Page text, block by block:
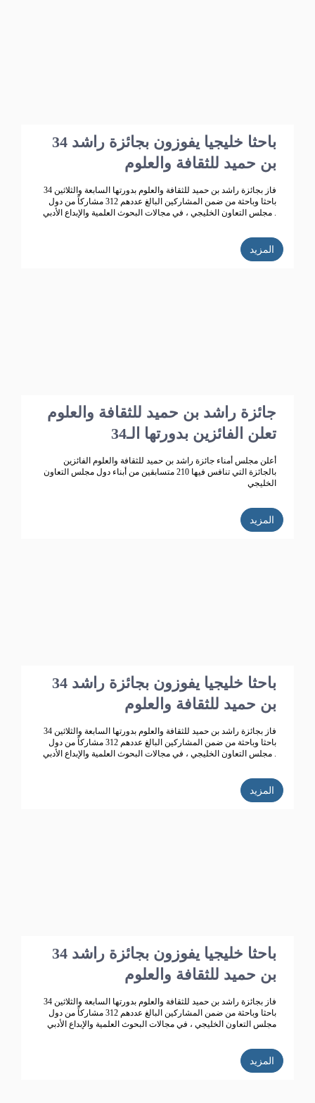
34 باحثا خليجيا يفوزون بجائزة راشد
بن حميد للثقافة والعلوم
فاز بجائزة راشد بن حميد للثقافة والعلوم بدورتها السابعة والثلاثين 34
باحثا وباحثة من ضمن المشاركين البالغ عددهم 312 مشاركاً من دول
مجلس التعاون الخليجي ، في مجالات البحوث العلمية والإبداع الأدبي .
المزيد
جائزة راشد بن حميد للثقافة والعلوم
تعلن الفائزين بدورتها الـ34
أعلن مجلس أمناء جائزة راشد بن حميد للثقافة والعلوم الفائزين
بالجائزة التي تنافس فيها 210 متسابقين من أبناء دول مجلس التعاون
الخليجي
المزيد
34 باحثا خليجيا يفوزون بجائزة راشد
بن حميد للثقافة والعلوم
فاز بجائزة راشد بن حميد للثقافة والعلوم بدورتها السابعة والثلاثين 34
باحثا وباحثة من ضمن المشاركين البالغ عددهم 312 مشاركاً من دول
مجلس التعاون الخليجي ، في مجالات البحوث العلمية والإبداع الأدبي .
المزيد
34 باحثا خليجيا يفوزون بجائزة راشد
بن حميد للثقافة والعلوم
فاز بجائزة راشد بن حميد للثقافة والعلوم بدورتها السابعة والثلاثين 34
باحثا وباحثة من ضمن المشاركين البالغ عددهم 312 مشاركاً من دول
مجلس التعاون الخليجي ، في مجالات البحوث العلمية والإبداع الأدبي
المزيد